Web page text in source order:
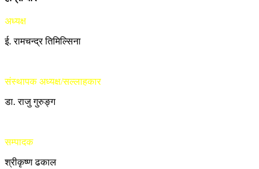
अध्यक्ष
ई. रामचन्द्र तिमिल्सिना
संस्थापक अध्यक्ष/सल्लाहकार
डा. राजु गुरुङ्ग
सम्पादक
श्रीकृष्ण ढकाल